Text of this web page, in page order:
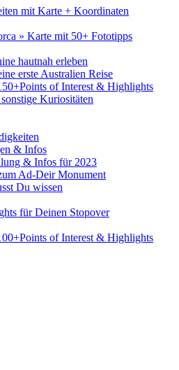
mit Karte + Koordinaten
» Karte mit 50+ Fototipps
hautnah erleben
erste Australien Reise
of Interest & Highlights
Kuriositäten
& Infos
& Infos für 2023
Ad-Deir Monument
Du wissen
für Deinen Stopover
of Interest & Highlights